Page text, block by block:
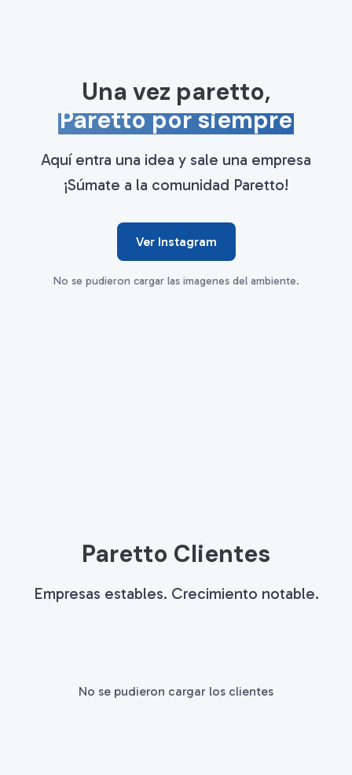
Una vez paretto,
Paretto por siempre
Aquí entra una idea y sale una empresa
¡Súmate a la comunidad Paretto!
Ver Instagram
No se pudieron cargar las imagenes del ambiente.
Paretto Clientes
Empresas estables. Crecimiento notable.
No se pudieron cargar los clientes